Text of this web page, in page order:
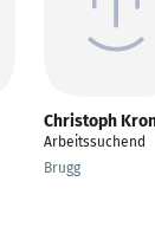
Christoph
Arbeitssuchend
Brugg